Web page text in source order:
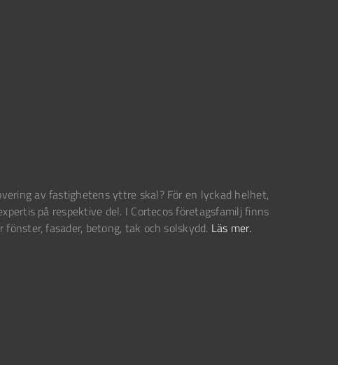
av fastighetens yttre skal? För en lyckad helhet,
på respektive del. I Cortecos företagsfamilj finns
fönster, fasader, betong, tak och solskydd. Läs mer.